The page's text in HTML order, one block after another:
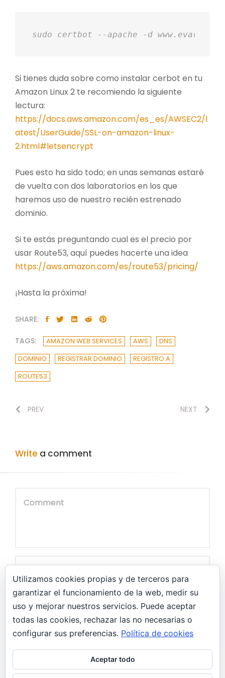
sudo certbot --apache -d
Si tienes duda sobre como instalar cerbot en tu
Amazon Linux 2 te recomiendo la siguiente
lectura:
https://docs.aws.amazon.com/es_es/AWSEC2/l
atest/UserGuide/SSL-on-amazon-linux-
2.html#letsencrypt
Pues esto ha sido todo; en unas semanas estaré
de vuelta con dos laboratorios en los que
haremos uso de nuestro recién estrenado
dominio.
Si te estás preguntando cual es el precio por
usar Route53, aquí puedes hacerte una idea
https://aws.amazon.com/es/route53/pricing/
¡Hasta la próxima!
SHARE:
TAGS: AMAZON WEB SERVICES AWS
DNS
DOMINIO
REGISTRAR DOMINIO
REGISTRO A
ROUTE53
PREV NEXT
Write a comment
Guarda mi nombre, correo electrónico y web en
este navegador para la próxima vez que comente.
Utilizamos cookies propias y de terceros para
garantizar el funcionamiento de la web, medir su
uso y mejorar nuestros servicios. Puede aceptar
todas las cookies, rechazar las no necesarias o
configurar sus preferencias. Política de cookies
Aceptar todo